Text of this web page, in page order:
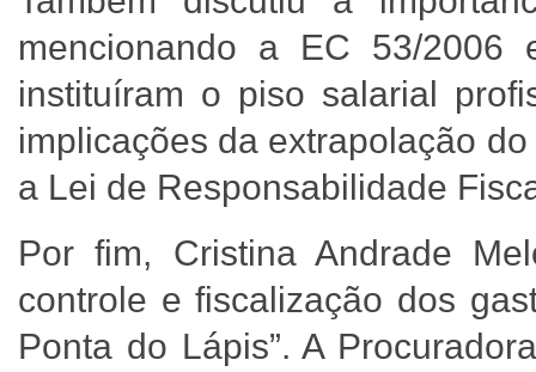
mencionando a EC 53/
instituíram o piso salarial
implicações da extrapolação
a Lei de Responsabilidade
Por fim, Cristina Andrade
controle e fiscalização dos
Ponta do Lápis”. A